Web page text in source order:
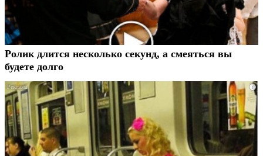
Ролик длится несколько секунд, а смеяться вы
будете долго
i